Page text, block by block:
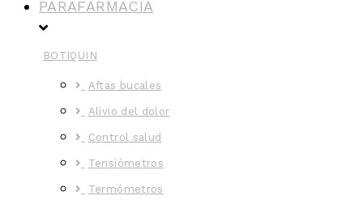
PARAFARMACIA
BOTIQUIN
Aftas bucales
Alivio del dolor
Control salud
Tensiómetros
Termómetros